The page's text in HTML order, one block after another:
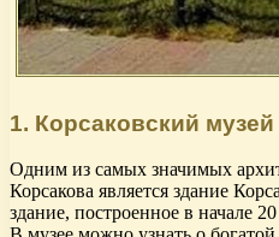
1. Корсаковский музей
Одним из самых значимых
Корсакова является здание
здание, построенное в начале